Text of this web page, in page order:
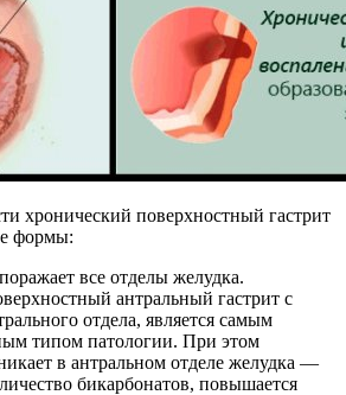
хронический поверхностный гастрит
формы:
все отделы желудка.
антральный гастрит с
отдела, является самым
типом патологии. При этом
в антральном отделе желудка —
бикарбонатов, повышается